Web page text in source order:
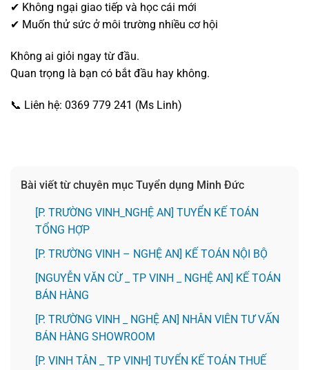
✔ Không ngại giao tiếp và học cái mới
✔ Muốn thử sức ở môi trường nhiều cơ hội
Không ai giỏi ngay từ đầu.
Quan trọng là bạn có bắt đầu hay không.
📞 Liên hệ: 0369 779 241 (Ms Linh)
Bài viết từ chuyên mục Tuyển dụng Minh Đức
[P. TRƯỜNG VINH_NGHỆ AN] TUYỂN KẾ TOÁN
TỔNG HỢP
[P. TRƯỜNG VINH – NGHỆ AN] KẾ TOÁN NỘI BỘ
[NGUYỄN VĂN CỪ _ TP VINH _ NGHỆ AN] KẾ TOÁN
BÁN HÀNG
[P. TRƯỜNG VINH _ NGHỆ AN] NHÂN VIÊN TƯ VẤN
BÁN HÀNG SHOWROOM
[P. VINH TÂN _ TP VINH] TUYỂN KẾ TOÁN THUẾ